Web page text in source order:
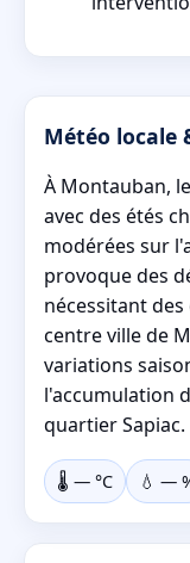
Météo locale
À Montauban,
avec des étés
modérées sur
provoque des
nécessitant
centre ville de
variations
l'accumulation
quartier Sapiac.
🌡️ — °C 💧 —